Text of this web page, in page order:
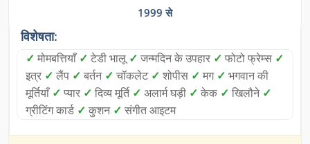
1999 से
विशेषता:
✓ मोमबत्तियाँ ✓ टेडी भालू ✓ जन्मदिन के उपहार ✓ फोटो फ्रेम्स ✓
इत्र ✓ लैंप ✓ बर्तन ✓ चॉकलेट ✓ शोपीस ✓ मग ✓ भगवान की
मूर्तियाँ ✓ प्यार ✓ दिव्य मूर्ति ✓ अलार्म घड़ी ✓ केक ✓ खिलौने ✓
ग्रीटिंग कार्ड ✓ कुशन ✓ संगीत आइटम